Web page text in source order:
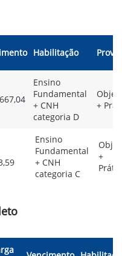
Habilitação Prova
Ensino
Fundamental
+ CNH
categoria D
+
Ensino
Fundamental
+ CNH
categoria C
+